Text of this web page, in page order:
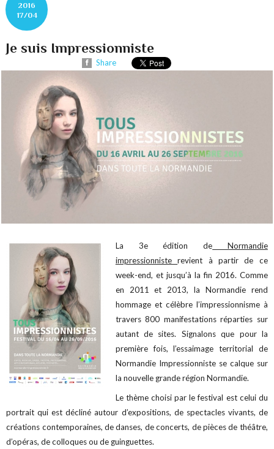
2016
17/04
Je suis Impressionniste
Share
La 3e édition de Normandie
impressionnisterevient à partir de ce
week-end, et jusqu’à la fin 2016. Comme
en 2011 et 2013, la Normandie rend
hommage et célèbre l’impressionnisme à
travers 800 manifestations réparties sur
autant de sites. Signalons que pour la
première fois, l’essaimage territorial de
Normandie Impressionniste se calque sur
la nouvelle grande région Normandie.
Le thème choisi par le festival est celui du
portrait qui est décliné autour d’expositions, de spectacles vivants, de
créations contemporaines, de danses, de concerts, de pièces de théâtre,
d’opéras, de colloques ou de guinguettes.